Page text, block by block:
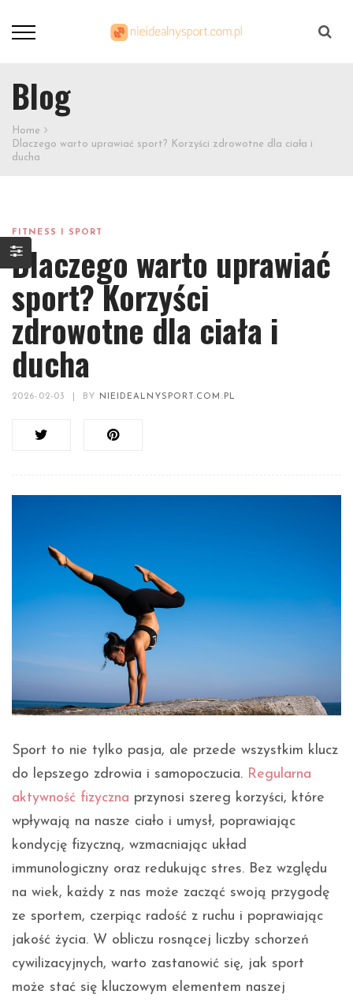
Blog
Home
Dlaczego warto uprawiać sport? Korzyści zdrowotne dla ciała i
ducha
FITNESS I SPORT
Dlaczego warto uprawiać
sport? Korzyści
zdrowotne dla ciała i
ducha
2026-02-03 BY NIEIDEALNYSPORT.COM.PL
Sport to nie tylko pasja, ale przede wszystkim klucz
do lepszego zdrowia i samopoczucia. Regularna
aktywność fizyczna przynosi szereg korzyści, które
wpływają na nasze ciało i umysł, poprawiając
kondycję fizyczną, wzmacniając układ
immunologiczny oraz redukując stres. Bez względu
na wiek, każdy z nas może zacząć swoją przygodę
ze sportem, czerpiąc radość z ruchu i poprawiając
jakość życia. W obliczu rosnącej liczby schorzeń
cywilizacyjnych, warto zastanowić się, jak sport
może stać się kluczowym elementem naszej